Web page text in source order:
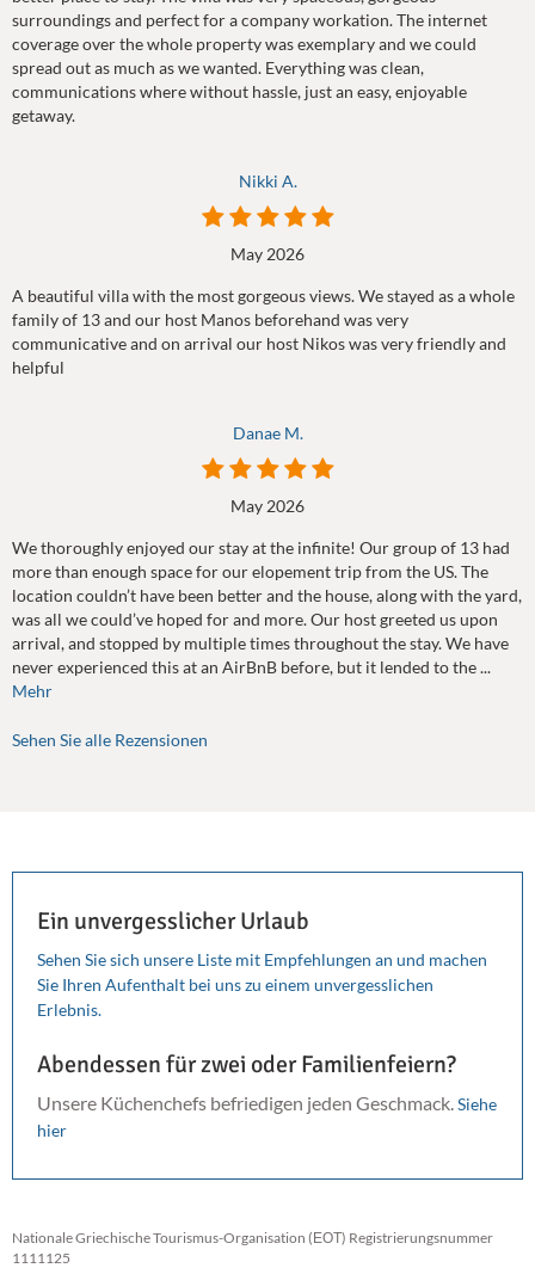
surroundings and perfect for a company workation. The internet
coverage over the whole property was exemplary and we could
spread out as much as we wanted. Everything was clean,
communications where without hassle, just an easy, enjoyable
getaway.
Nikki A.
May 2026
A beautiful villa with the most gorgeous views. We stayed as a whole
family of 13 and our host Manos beforehand was very
communicative and on arrival our host Nikos was very friendly and
helpful
Danae M.
May 2026
We thoroughly enjoyed our stay at the infinite! Our group of 13 had
more than enough space for our elopement trip from the US. The
location couldn’t have been better and the house, along with the yard,
was all we could’ve hoped for and more. Our host greeted us upon
arrival, and stopped by multiple times throughout the stay. We have
never experienced this at an AirBnB before, but it lended to the ...
Mehr
Sehen Sie alle Rezensionen
Ein unvergesslicher Urlaub
Sehen Sie sich unsere Liste mit Empfehlungen an und machen
Sie Ihren Aufenthalt bei uns zu einem unvergesslichen
Erlebnis.
Abendessen für zwei oder Familienfeiern?
Unsere Küchenchefs befriedigen jeden Geschmack.Siehe
hier
Nationale Griechische Tourismus-Organisation (ΕΟΤ) Registrierungsnummer
1111125